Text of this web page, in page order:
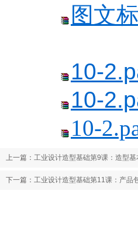
图文
10-
10-
10-
上一篇： 工业设计造型基础第9课：造型基
下一篇： 工业设计造型基础第11课：产品